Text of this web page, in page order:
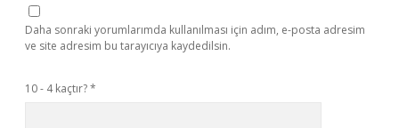
Daha sonraki yorumlarımda kullanılması için adım, e-posta adresim
ve site adresim bu tarayıcıya kaydedilsin.
10 - 4 kaçtır?*